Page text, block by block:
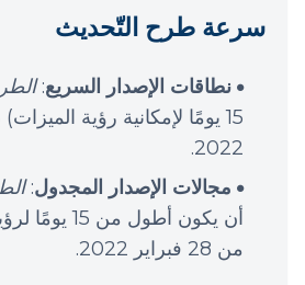
سرعة طرح التّحديث
نطاقات الإصدار السريع:
2022.
مجالات الإصدار المجدول:
أن يكون أطول من
من 28 فبراير 2022.